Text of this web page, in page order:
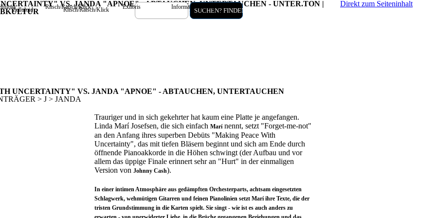
VS. JANDA "APNOE" - ABTAUCHEN, UNTERTAUCHEN - UNTER.TON |
Ritsch/Ratsch/Klick Exlibris Information/Kontakt
Zelluloid Ritsch/Ratsch/Klick Exlibris Information/Kontakt
Direkt zum Seiteninhalt
UNCERTAINTY" VS. JANDA "APNOE" - ABTAUCHEN, UNTERTAUCHEN
> J > JANDA
Trauriger und in sich gekehrter hat kaum eine Platte je angefangen.
Linda Marí Josefsen, die sich einfachMarínennt, setzt "Forget-me-not"
an den Anfang ihres superben Debüts "Making Peace With
Uncertainty", das mit tiefen Bläsern beginnt und sich am Ende durch
öffnende Pianoakkorde in die Höhen schwingt (der Aufbau und vor
allem das üppige Finale erinnert sehr an "Hurt" in der einmaligen
Version vonJohnny Cash).
In einer intimen Atmosphäre aus gedämpften Orchesterparts, achtsam eingesetzten
Schlagwerk, wehmütigen Gitarren und feinen Pianolinien setzt Marí ihre Texte, die der
tristen Grundstimmung in die Karten spielt. Sie singt - wie ist es auch anders zu
SUCHEN? FINDEN!